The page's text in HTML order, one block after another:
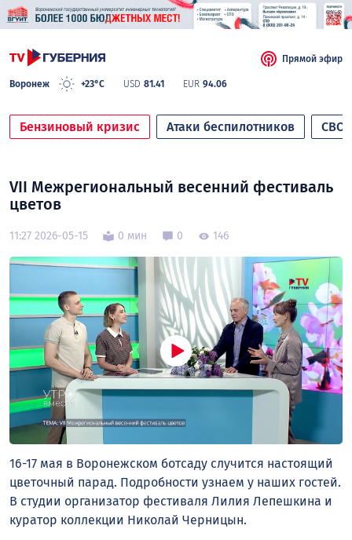
Воронеж +23°C USD 81.41 EUR 94.06
Прямой эфир
Бензиновый кризис Атаки беспилотников СВО
VII Межрегиональный весенний фестиваль
цветов
11:27 2026-05-15 0 мин 0 146
16-17 мая в Воронежском ботсаду случится настоящий
цветочный парад. Подробности узнаем у наших гостей.
В студии организатор фестиваля Лилия Лепешкина и
куратор коллекции Николай Черницын.